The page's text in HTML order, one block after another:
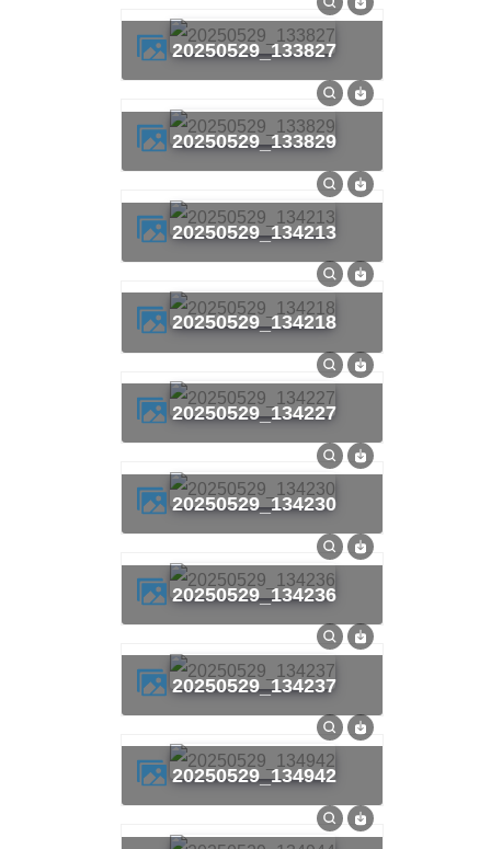
20250529_133827
20250529_133829
20250529_134213
20250529_134218
20250529_134227
20250529_134230
20250529_134236
20250529_134237
20250529_134942